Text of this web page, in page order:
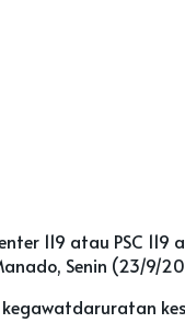
119 atau PSC
Senin (23/9/
kegawatdaruratan